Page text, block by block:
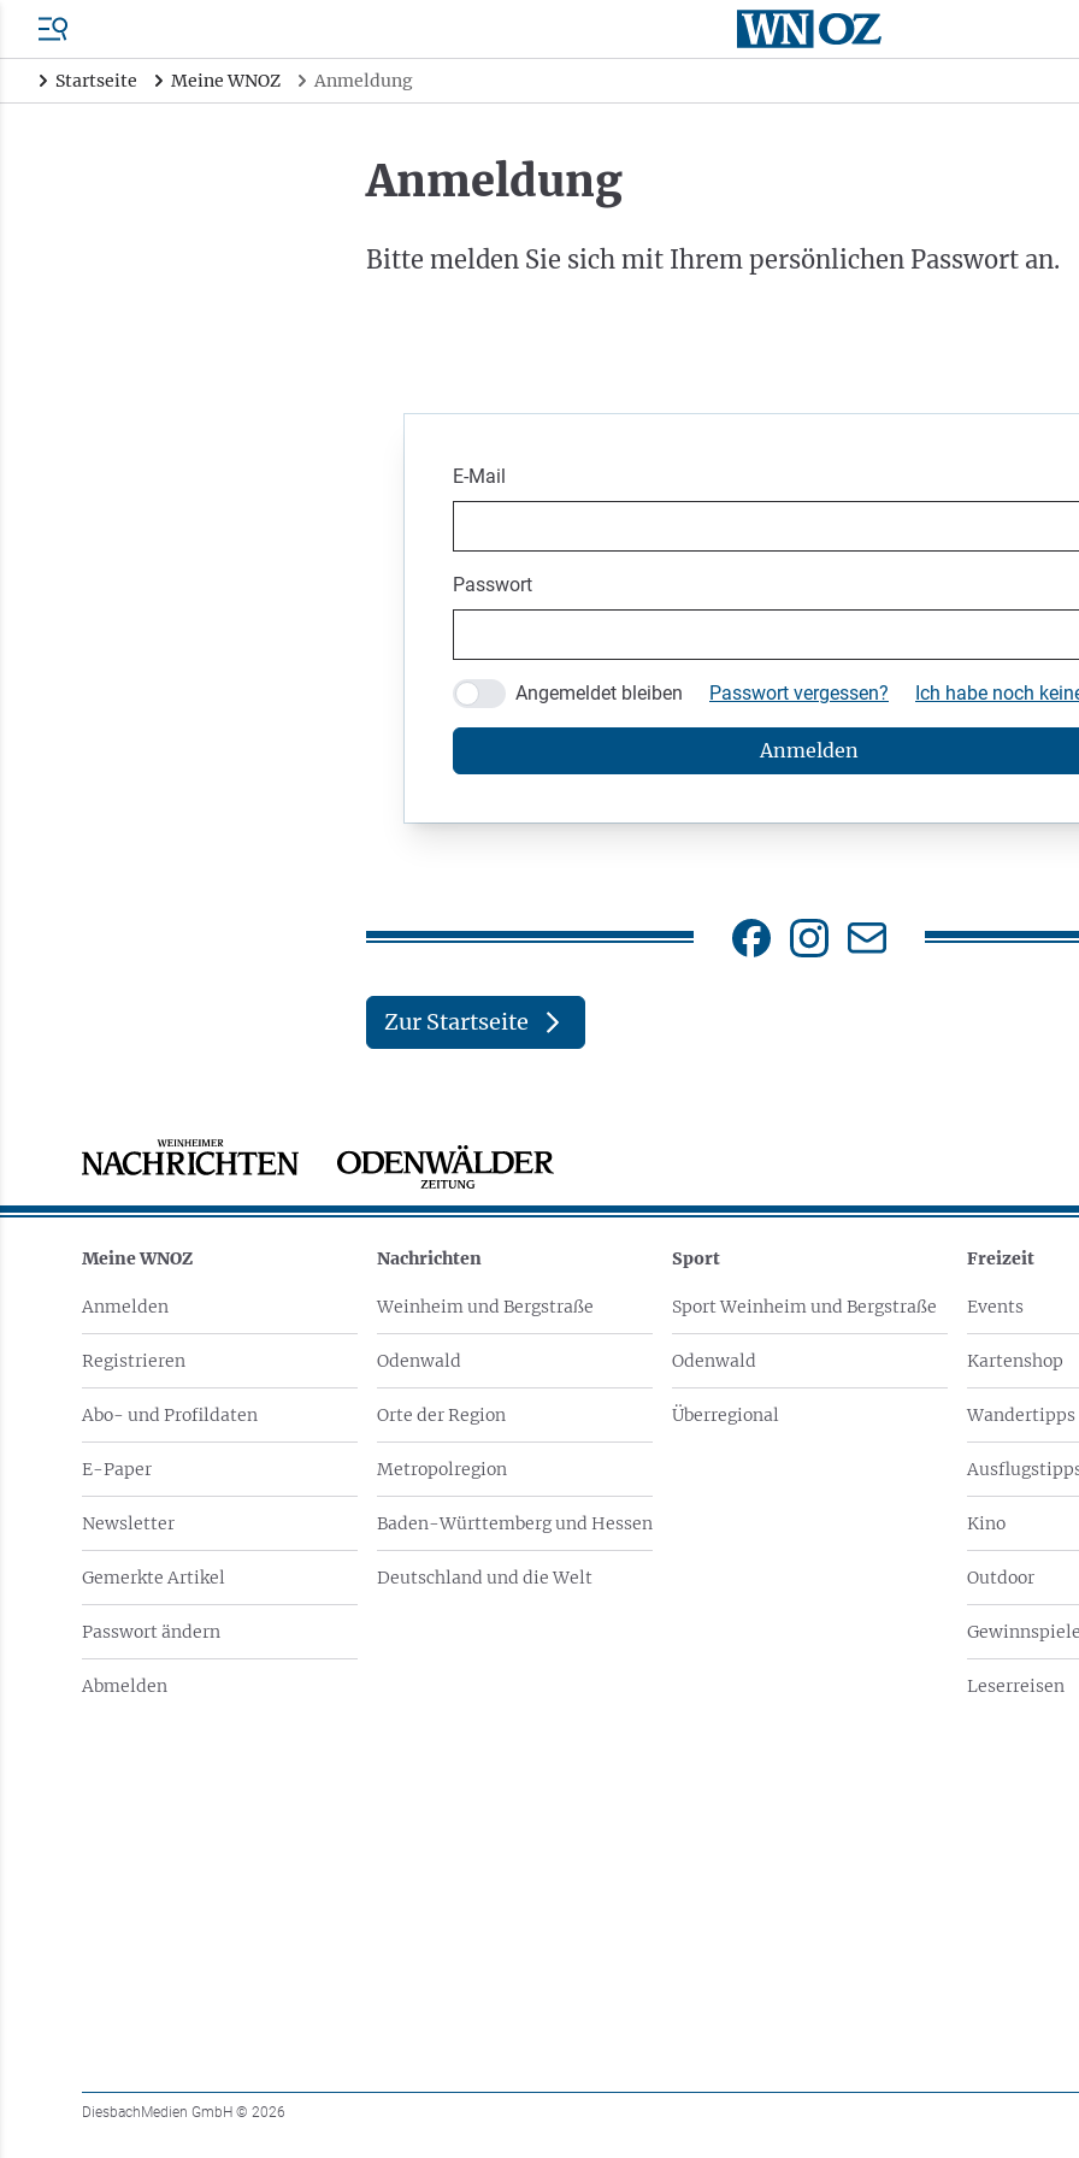
Startseite Meine WNOZ Anmeldung
Anmeldung
Bitte melden Sie sich mit Ihrem persönlichen Passwort an.
E-Mail
Passwort
Angemeldet bleiben Passwort vergessen? Ich habe noch
Anmelden
Zur Startseite
Meine WNOZ
Anmelden
Registrieren
Abo- und Profildaten
E-Paper
Newsletter
Gemerkte Artikel
Passwort ändern
Abmelden
Nachrichten
Weinheim und Bergstraße
Odenwald
Orte der Region
Metropolregion
Baden-Württemberg und Hessen
Deutschland und die Welt
Sport
Sport Weinheim und Bergstraße
Odenwald
Überregional
Freizeit
Events
Kartenshop
Wandertipps
Kino
Outdoor
Gewinnspiele
Leserreisen
DiesbachMedien GmbH © 2026